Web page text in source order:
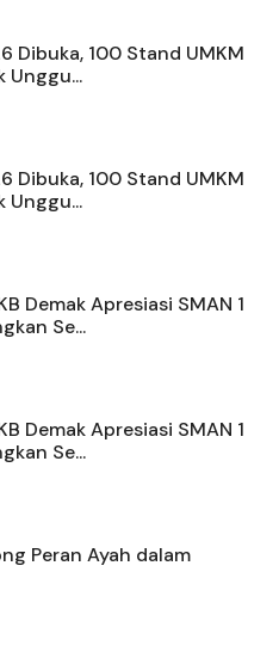
Dibuka, 100 Stand UMKM
Unggu...
Dibuka, 100 Stand UMKM
Unggu...
Demak Apresiasi SMAN 1
Se...
Demak Apresiasi SMAN 1
Se...
Peran Ayah dalam